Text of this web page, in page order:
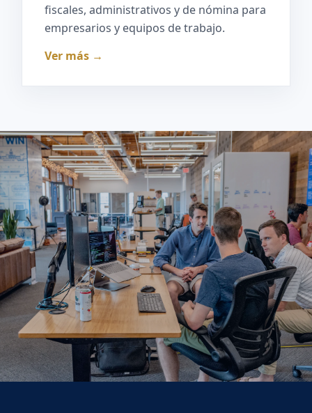
fiscales, administrativos y de nómina para
empresarios y equipos de trabajo.
Ver más →